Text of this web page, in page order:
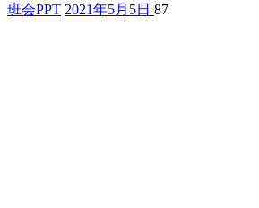
班会PPT 2021年5月5日 87